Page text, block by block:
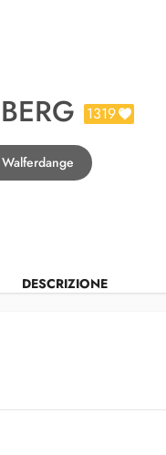
1319
DESCRIZIONE